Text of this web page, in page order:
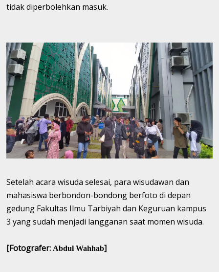
tidak diperbolehkan masuk.
Setelah acara wisuda selesai, para wisudawan dan
mahasiswa berbondon-bondong berfoto di depan
gedung Fakultas Ilmu Tarbiyah dan Keguruan kampus
3 yang sudah menjadi langganan saat momen wisuda.
[Fotografer:Abdul Wahhab]